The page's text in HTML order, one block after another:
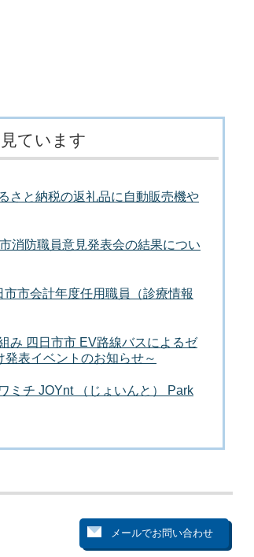
ています
と納税の返礼品に自動販売機や
防職員意見発表会の結果につい
市会計年度任用職員（診療情報
四日市市 EV路線バスによるゼ
表イベントのお知らせ～
チ JOYnt （じょいんと） Park